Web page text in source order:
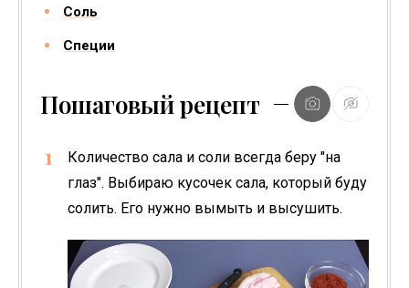
Соль
Специи
Пошаговый рецепт
Количество сала и соли всегда беру "на
глаз". Выбираю кусочек сала, который буду
солить. Его нужно вымыть и высушить.